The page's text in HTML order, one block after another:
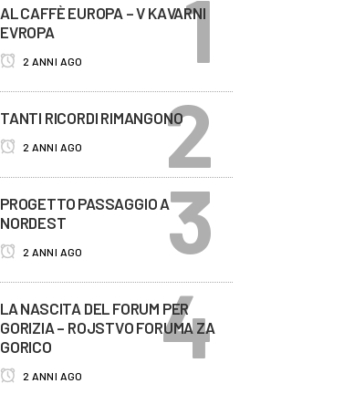
AL CAFFÈ EUROPA – V KAVARNI
EVROPA
2 ANNI AGO
TANTI RICORDI RIMANGONO
2 ANNI AGO
PROGETTO PASSAGGIO A
NORDEST
2 ANNI AGO
LA NASCITA DEL FORUM PER
GORIZIA – ROJSTVO FORUMA ZA
GORICO
2 ANNI AGO